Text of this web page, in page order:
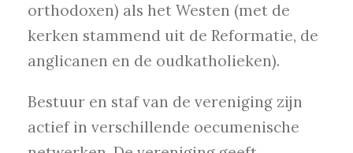
orthodoxen) als het Westen (met de
kerken stammend uit de Reformatie, de
anglicanen en de oudkatholieken).
Bestuur en staf van de vereniging zijn
actief in verschillende oecumenische